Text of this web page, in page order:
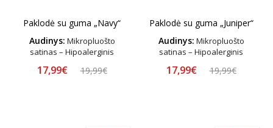
Paklodė su guma „Navy“
Audinys: Mikropluošto
satinas – Hipoalerginis
17,99€ 19,99€
Paklodė su guma „Juniper“
Audinys: Mikropluošto
satinas – Hipoalerginis
17,99€ 19,99€